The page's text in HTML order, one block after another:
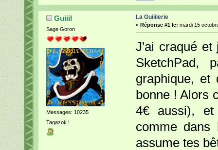
Guiiil
Sage Goron
Messages: 10235
Tagazok !
La Guiiilerie
« Réponse #1 le: mardi 15
J'ai craqué et
SketchPad,
graphique,
bonne ! Alors
4€ aussi),
comme
assume tes